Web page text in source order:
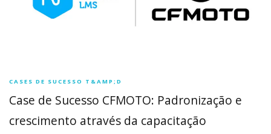
CASES DE SUCESSO T&AMP;D
Case de Sucesso CFMOTO: Padronização e
crescimento através da capacitação